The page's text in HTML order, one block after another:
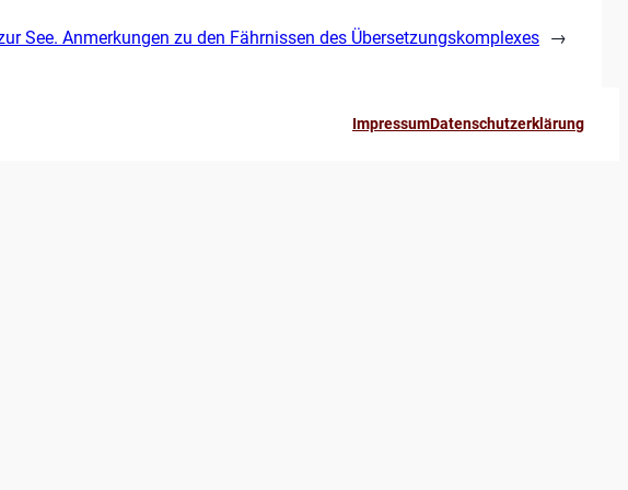
See. Anmerkungen zu den Fährnissen des Übersetzungskomplexes →
ImpressumDatenschutzerklärung